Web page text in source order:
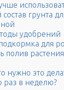
грунта
удобрений
для
полив
нужно это
раз в неделю?